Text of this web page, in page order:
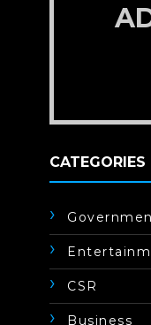
CATEGORIES
CSR
Business